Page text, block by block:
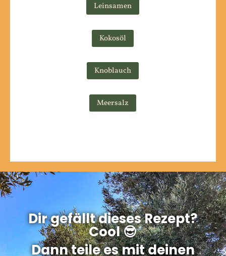
Leinsamen
Kokosöl
Knoblauch
Meersalz
Dir gefällt dieses Rezept?
Cool 😎
Dann teile es mit deinen